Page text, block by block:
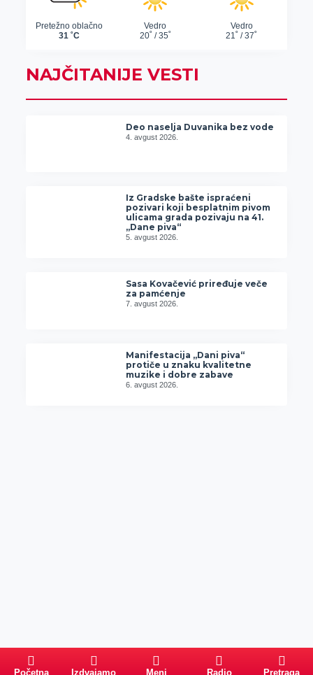
NAJČITANIJE VESTI
Deo naselja Duvanika bez vode
4. avgust 2026.
Iz Gradske bašte ispraćeni
pozivari koji besplatnim pivom
ulicama grada pozivaju na 41.
„Dane piva“
5. avgust 2026.
Sasa Kovačević priređuje veče
za pamćenje
7. avgust 2026.
Manifestacija „Dani piva“
protiče u znaku kvalitetne
muzike i dobre zabave
6. avgust 2026.
Početna Izdvajamo Meni Radio Pretraga